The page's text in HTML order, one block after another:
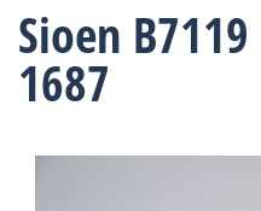
Sioen
1687